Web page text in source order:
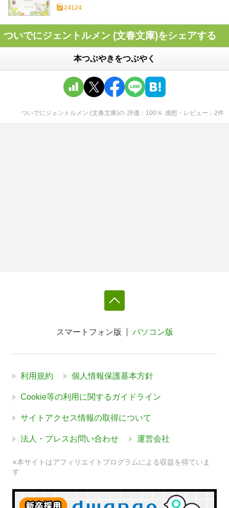
24124
ついでにジェントルメン (文春文庫)をシェアする
本つぶやきをつぶやく
ついでにジェントルメン (文春文庫)の 評価 100 ％ 感想・レビュー 2件
スマートフォン版 パソコン版
利用規約 個人情報保護基本方針
Cookie等の利用に関するガイドライン
サイトアクセス情報の取得について
法人・プレスお問い合わせ 運営会社
※本サイトはアフィリエイトプログラムによる収益を得ていま
す